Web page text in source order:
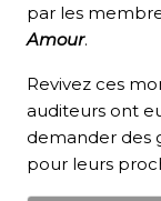
par les
Amour.
Revivez ces
auditeurs ont
demander des
pour leurs